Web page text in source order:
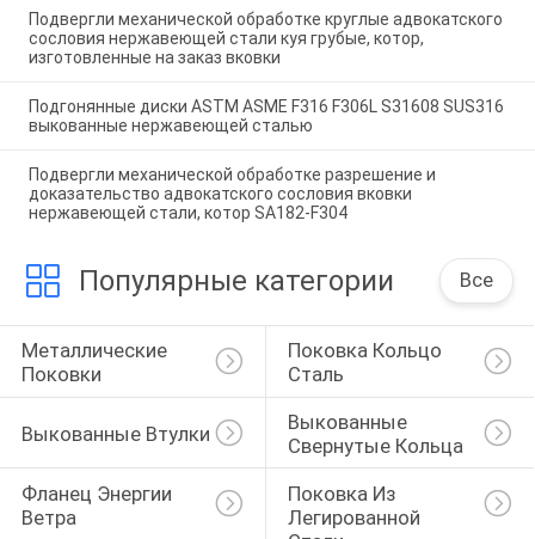
Подвергли механической обработке круглые адвокатского
сословия нержавеющей стали куя грубые, котор,
изготовленные на заказ вковки
Подгонянные диски ASTM ASME F316 F306L S31608 SUS316
выкованные нержавеющей сталью
Подвергли механической обработке разрешение и
доказательство адвокатского сословия вковки
нержавеющей стали, котор SA182-F304
Популярные категории Все
Металлические
Поковки
Поковка Кольцо
Сталь
Выкованные Втулки
Выкованные
Свернутые Кольца
Фланец Энергии
Ветра
Поковка Из
Легированной